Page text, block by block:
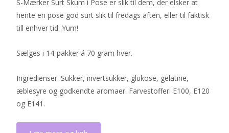
170 kr.144 kr.
S-Mærker Surt Skum i Pose er slik til dem, der elsker at
hente en pose god surt slik til fredags aften, eller til faktisk
till enhver tid. Yum!
Sælges i 14-pakker á 70 gram hver.
Ingredienser: Sukker, invertsukker, glukose, gelatine,
æblesyre og godkendte aromaer. Farvestoffer: E100, E120
og E141.